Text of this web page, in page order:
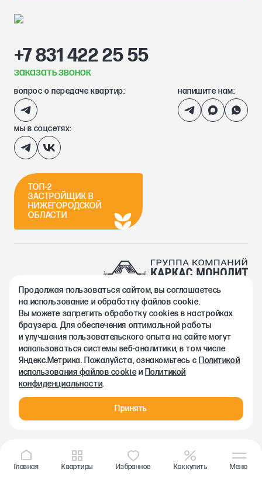
+7 831 422 25 55
заказать звонок
вопрос о передаче квартир: напишите нам:
мы в соцсетях:
ТОП-2
ЗАСТРОЙЩИК В
НИЖЕГОРОДСКОЙ
ОБЛАСТИ
2002-2026. Группа компаний Каркас Монолит
Политика конфиденциальности
Правовая информация
Согласие на обработку персональных данных
Согласие на получение рекламно-информационных материалов
Любая информация, представленная на данном сайте, носит
исключительно информационный характер и ни при каких
условиях не является публичной офертой, определяемой
Главная Квартиры Избранное Как купить Меню
Продолжая пользоваться сайтом, вы соглашаетесь
на использование и обработку файлов cookie.
Вы можете запретить обработку сookies в настройках
браузера. Для обеспечения оптимальной работы
и улучшения пользовательского опыта на сайте могут
использоваться системы веб-аналитики, в том числе
Яндекс.Метрика. Пожалуйста, ознакомьтесь с Политикой
использования файлов cookieи Политикой
конфиденциальности.
Принять